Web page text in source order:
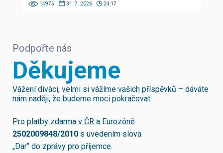
14975 31. 7. 2026 24:17
Podpořte nás
Děkujeme
Vážení diváci, velmi si vážíme vašich příspěvků – dáváte
nám naději, že budeme moci pokračovat.
Pro platby zdarma v ČR a Eurozóně:
2502009848/2010 s uvedením slova
„Dar“ do zprávy pro příjemce.